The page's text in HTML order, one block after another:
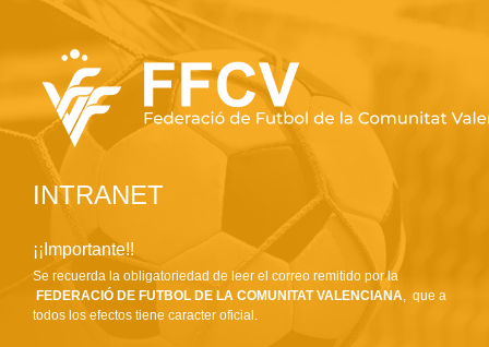
INTRANET
¡¡Importante!!
Se recuerda la obligatoriedad de leer el correo remitido por la
FEDERACIÓ DE FUTBOL DE LA COMUNITAT VALENCIANA, que a
todos los efectos tiene caracter oficial.